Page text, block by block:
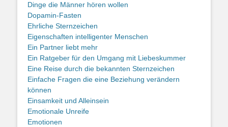
Dinge die Männer hören wollen
Dopamin-Fasten
Ehrliche Sternzeichen
Eigenschaften intelligenter Menschen
Ein Partner liebt mehr
Ein Ratgeber für den Umgang mit Liebeskummer
Eine Reise durch die bekannten Sternzeichen
Einfache Fragen die eine Beziehung verändern
können
Einsamkeit und Alleinsein
Emotionale Unreife
Emotionen